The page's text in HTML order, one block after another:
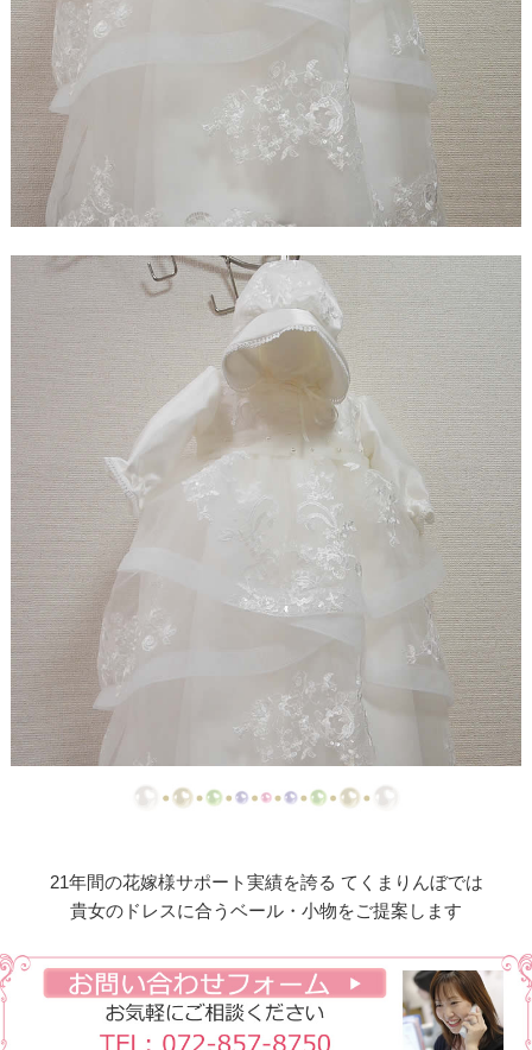
【ドレスリメイク】レースのベビードレスと1/4ミニ
チュアドレス
【ドレスリメイク】ラビットペアのドレス＆タキシ
ード
【ドレスリメイク】セレモニーバッグ＆ポーチ
【ドレスリメイク】夢みるフリルのベビードレス
【ドレスリメイク】ダッフィーとシェリーメイのウ
ェディングドレス
【ドレスリメイク】豪華レースのミニチュアドレス
【ドレスリメイク】オーバードレス付きのベビード
レス
【ドレスリメイク】バッグ＆ポーチとフォトスタン
ド
【ドレスリメイク】シフォンオーガンジーのベビー
ドレス
【ドレスリメイク】フリルとレースの幸せベビード
レス
【ドレスリメイク】ラッフルフリルのベビードレス
【ドレスリメイク】ピンクフリルのベビードレス
くるみ
【ドレスリメイク】ベスト付きのタキシード風ベビ
ードレス
21年間の花嫁様サポート実績を誇る てくまりんぼでは
貴女のドレスに合うベール・小物をご提案します